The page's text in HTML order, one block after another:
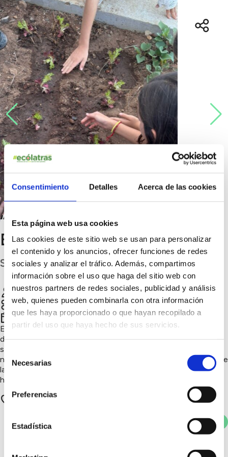
Consentimiento Detalles Acerca de las cookies
Esta página web usa cookies
Las cookies de este sitio web se usan para personalizar
el contenido y los anuncios, ofrecer funciones de redes
sociales y analizar el tráfico. Además, compartimos
información sobre el uso que haga del sitio web con
nuestros partners de redes sociales, publicidad y análisis
web, quienes pueden combinarla con otra información
que les haya proporcionado o que hayan recopilado a
partir del uso que haya hecho de sus servicios.
de Necesarias
Preferencias
Estadística
“Manos a la Tierra” CEIP
Barranco las Torres
S.C. Tenerife
CEIP Barranco de las Torres Chatear
4º trimestre 2025
0 apoyos
Votar
En nuestro CEIP cultivamos nuestro propio huerto escolar,
donde el alumnado siembra, riega y aprende sobre
sostenibilidad, alimentación saludable y respeto por la
naturaleza. Un aula verde que florece con trabajo en equipo de
la mano de nuestra coordinadora de Infantil y encargada del
huerto.